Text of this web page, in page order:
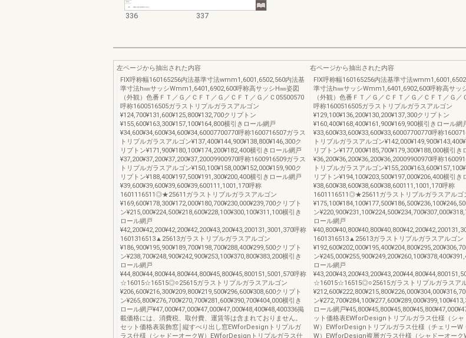
336 337
左ページから抽出された内容
FIX呼称幅160165256内法基準寸法wmm1,6001,6502,560内法基
準寸法h㎜サッシWmm1,6401,6902,600呼称高サッシH㎜姿図
（外観）色番ＦＴ／Ｇ／ＣＦＴ／Ｇ／ＣＦＴ／Ｇ／Ｃ05500570
呼称1600516505ガラストリプルガラスアルゴン
¥124,700¥131,600¥125,800¥132,700クリプトン
¥155,600¥163,300¥157,100¥164,800横引きロール網戸
¥34,600¥34,600¥34,600¥34,60007700770呼称1600716507ガラス
トリプルガラスアルゴン¥137,400¥144,900¥138,800¥146,300ク
リプトン¥171,900¥180,100¥174,200¥182,400横引きロール網戸
¥37,200¥37,200¥37,200¥37,20009900970呼称1600916509ガラス
トリプルガラスアルゴン¥150,100¥158,000¥152,000¥159,900ク
リプトン¥188,400¥197,500¥191,300¥200,400横引きロール網戸
¥39,600¥39,600¥39,600¥39,600111,1001,170呼称
1601116511◎★25611ガラストリプルガラスアルゴン
¥169,600¥178,300¥172,000¥180,700¥230,000¥239,700クリプト
ン¥215,000¥224,500¥218,600¥228,100¥300,100¥311,100横引き
ロール網戸
¥42,200¥42,200¥42,200¥42,200¥43,200¥43,200131,3001,370呼称
1601316513▲25613ガラストリプルガラスアルゴン
¥186,900¥195,900¥189,700¥198,700¥288,400¥299,500クリプト
ン¥238,700¥248,900¥242,900¥253,100¥370,800¥383,200横引き
ロール網戸
¥44,800¥44,800¥44,800¥44,800¥45,800¥45,800151,5001,570呼称
☆16015☆16515◎○25615ガラストリプルガラスアルゴン
¥206,600¥216,300¥209,800¥219,500¥296,600¥308,600クリプト
ン¥265,800¥276,700¥270,700¥281,600¥390,700¥404,000横引き
ロール網戸¥47,000¥47,000¥47,000¥47,000¥48,400¥48,400336掲
載価格には、消費税、取付費、運賃等は含まれておりません。
セット価格表装飾窓│縦すべり出し窓EWforDesignトリプルガ
ラス仕様（シャドーオークW）EWforDesignトリプルガラス仕
右ページから抽出された内容
FIX呼称幅160165256内法基準寸法
準寸法h㎜サッシWmm1,6401,6902,600呼称高サッ
（外観）色番ＦＴ／Ｇ／ＣＦＴ／Ｇ／ＣＦＴ／Ｇ／
呼称1600516505ガラストリプルガラスアルゴン
¥129,100¥136,200¥130,200¥137,300クリプトン
¥160,400¥168,400¥161,900¥169,900横引きロール網
¥33,600¥33,600¥33,600¥33,60007700770呼称
トリプルガラスアルゴン
リプトン¥177,000¥185,700¥179,300¥188,000横引き
¥36,200¥36,200¥36,200¥36,20009900970呼称
トリプルガラスアルゴン
リプトン¥194,100¥203,500¥197,000¥206,400横引き
¥38,600¥38,600¥38,600¥38,600111,1001,170呼称
1601116511◎★25611ガラストリプルガラスアルゴ
ン
ロール網戸
1601316513▲25613ガラストリプルガラスアルゴン
ン
ロール網戸
☆16015☆16515◎○25615ガラストリプルガラスア
ン
ロール網戸
ット価格表EWforDesignトリプルガラス仕様（シャ
W）EWforDesignトリプルガラス仕様（チェリーW
W）EWforDesign複層ガラス仕様（シャドーオーク